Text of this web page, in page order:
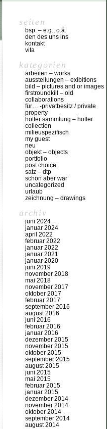
seiten
bsp. – e.g., o.ä.
den des uns ins
kontakt
vita
kategorien
arbeiten – works
ausstellungen – exibitions
bild – pictures and or images
firstroundkill – old
collaborations
für… -privatbesitz / private
property
hotter sammlung – hotter
collection
milieuspezifisch
my guest
neu
objekt – objects
portfolio
post choice
satz – dtp
schön aber war
uncategorized
urlaub
zeichnung – drawings
archiv
juni 2024
januar 2024
april 2022
februar 2022
januar 2022
januar 2021
januar 2020
juni 2019
november 2018
mai 2018
november 2017
oktober 2017
februar 2017
september 2016
august 2016
juni 2016
februar 2016
januar 2016
dezember 2015
november 2015
oktober 2015
september 2015
august 2015
juni 2015
mai 2015
februar 2015
januar 2015
dezember 2014
november 2014
oktober 2014
september 2014
august 2014